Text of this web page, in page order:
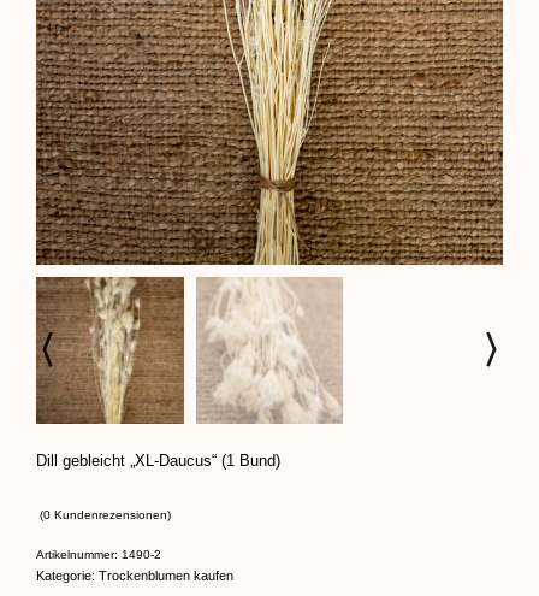
Dill gebleicht „XL-Daucus“ (1 Bund)
(0 Kundenrezensionen)
Artikelnummer: 1490-2
Kategorie: Trockenblumen kaufen